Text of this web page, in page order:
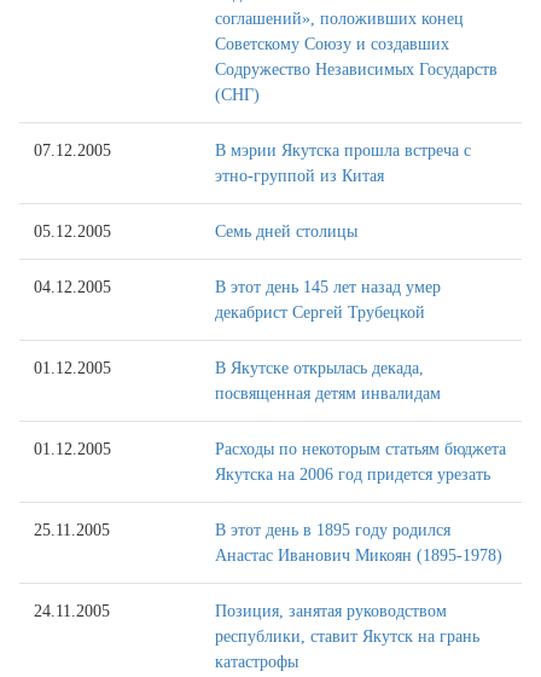
соглашений», положивших конец
Советскому Союзу и создавших
Содружество Независимых Государств
(СНГ)
07.12.2005
В мэрии Якутска прошла встреча с
этно-группой из Китая
05.12.2005 Семь дней столицы
04.12.2005
В этот день 145 лет назад умер
декабрист Сергей Трубецкой
01.12.2005
В Якутске открылась декада,
посвященная детям инвалидам
01.12.2005
Расходы по некоторым статьям бюджета
Якутска на 2006 год придется урезать
25.11.2005
В этот день в 1895 году родился
Анастас Иванович Микоян (1895-1978)
24.11.2005
Позиция, занятая руководством
республики, ставит Якутск на грань
катастрофы